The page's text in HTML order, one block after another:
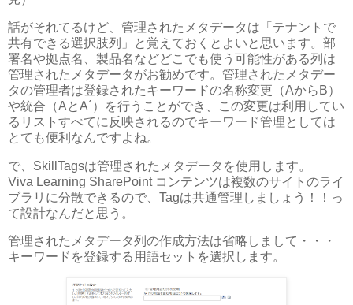
話がそれてるけど、管理されたメタデータは「テナントで
共有できる選択肢列」と覚えておくとよいと思います。部
署名や拠点名、製品名などどこでも使う可能性がある列は
管理されたメタデータがお勧めです。管理されたメタデー
タの管理者は登録されたキーワードの名称変更（AからB）
や統合（AとA´）を行うことができ、この変更は利用してい
るリストすべてに反映されるのでキーワード管理としては
とても便利なんですよね。
で、SkillTagsは管理されたメタデータを使用します。
Viva Learning SharePoint コンテンツは複数のサイトのライ
ブラリに分散できるので、Tagは共通管理しましょう！！っ
て設計なんだと思う。
管理されたメタデータ列の作成方法は省略しまして・・・
キーワードを登録する用語セットを選択します。